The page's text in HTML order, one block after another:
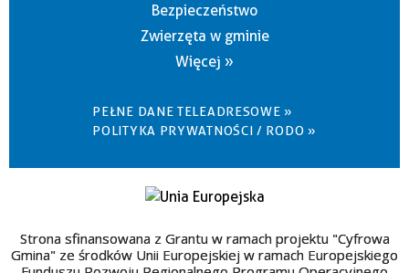
Bezpieczeństwo
Zwierzęta w gminie
Więcej »
PEŁNE DANE TELEADRESOWE »
POLITYKA PRYWATNOŚCI / RODO »
Strona sfinansowana z Grantu w ramach projektu "Cyfrowa
Gmina" ze środków Unii Europejskiej w ramach Europejskiego